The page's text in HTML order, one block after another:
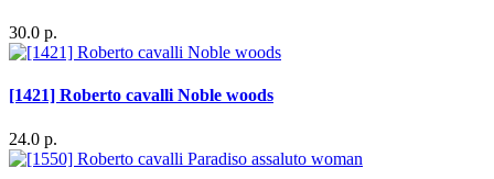
30.0 р.
[1421] Roberto cavalli Noble woods
24.0 р.